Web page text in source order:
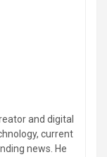
and digital
current
news. He